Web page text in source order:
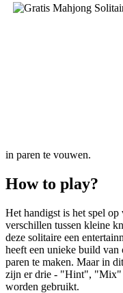
in paren te vouwen.
How to play?
Het handigst is het spel
verschillen tussen kleine
deze solitaire een
heeft een unieke build
paren te maken. Maar in
zijn er drie - "Hint", "Mix"
worden gebruikt.